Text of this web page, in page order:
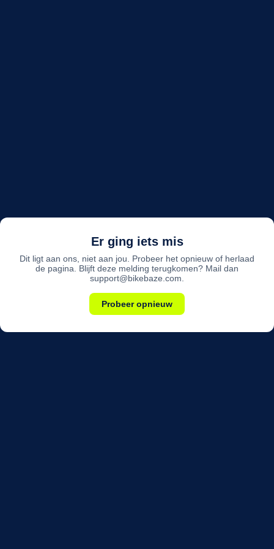
Er ging iets mis
Dit ligt aan ons, niet aan jou. Probeer het opnieuw of herlaad
de pagina. Blijft deze melding terugkomen? Mail dan
support@bikebaze.com.
Probeer opnieuw